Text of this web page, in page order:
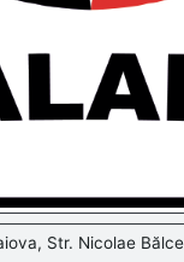
Str. Nicolae